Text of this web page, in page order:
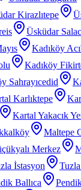
Kirazlıtepe
Üsküdar
Kadıköy
Kadıköy
Sahrayıcedid
Karlıktepe
Kartal Yakacık
Maltepe
Merkez
İstasyon
Ballıca